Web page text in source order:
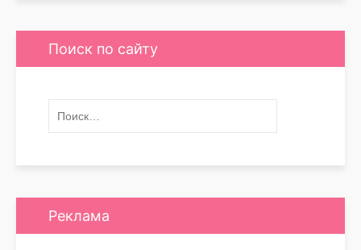
Поиск по сайту
Реклама